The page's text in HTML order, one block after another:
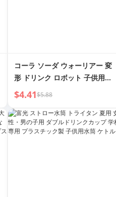
コーラ ソーダ ウォーリアー 変
形 ドリンク ロボット 子供用お
もちゃ キングコングカー 男の子
$4.41$5.88